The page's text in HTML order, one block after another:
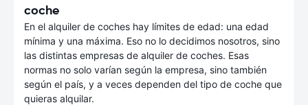
coche
En el alquiler de coches hay límites de edad: una edad
mínima y una máxima. Eso no lo decidimos nosotros, sino
las distintas empresas de alquiler de coches. Esas
normas no solo varían según la empresa, sino también
según el país, y a veces dependen del tipo de coche que
quieras alquilar.